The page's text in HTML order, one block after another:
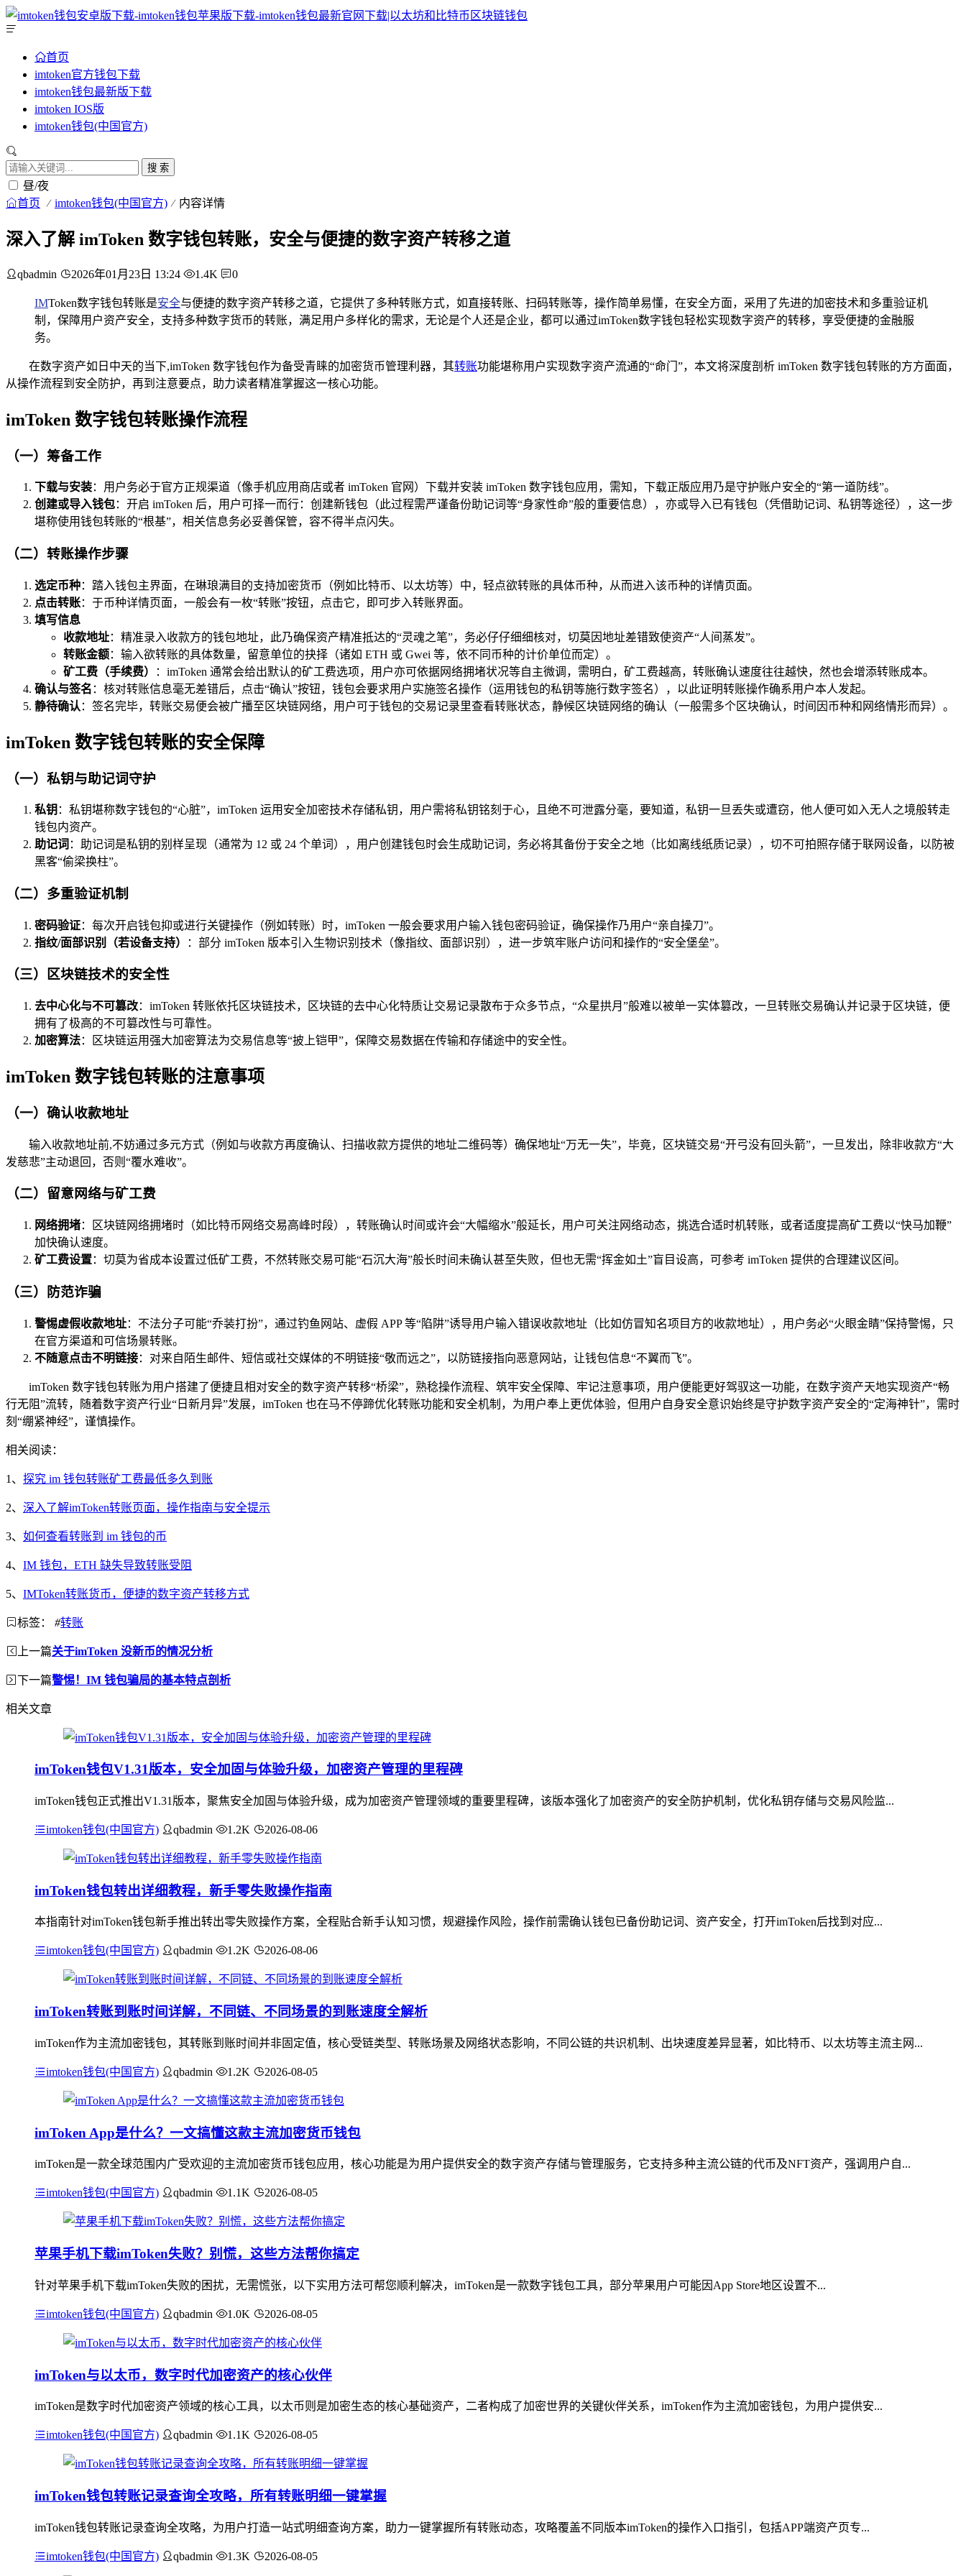
首页
imtoken官方钱包下载
imtoken钱包最新版下载
imtoken IOS版
imtoken钱包(中国官方)
搜 索
昼/夜
首页 imtoken钱包(中国官方) 内容详情
深入了解 imToken 数字钱包转账，安全与便捷的数字资产转移之道
qbadmin 2026年01月23日 13:24 1.4K 0
IMToken数字钱包转账是安全与便捷的数字资产转移之道，它提供了多种转账方式，如直接转账、扫码转账等，操作简单易懂，在安全方面，采用了先进的加密技术和多重验证机
制，保障用户资产安全，支持多种数字货币的转账，满足用户多样化的需求，无论是个人还是企业，都可以通过imToken数字钱包轻松实现数字资产的转移，享受便捷的金融服
务。
在数字资产如日中天的当下,imToken 数字钱包作为备受青睐的加密货币管理利器，其转账功能堪称用户实现数字资产流通的“命门”，本文将深度剖析 imToken 数字钱包转账的方方面面，
从操作流程到安全防护，再到注意要点，助力读者精准掌握这一核心功能。
imToken 数字钱包转账操作流程
（一）筹备工作
下载与安装：用户务必于官方正规渠道（像手机应用商店或者 imToken 官网）下载并安装 imToken 数字钱包应用，需知，下载正版应用乃是守护账户安全的“第一道防线”。
创建或导入钱包：开启 imToken 后，用户可择一而行：创建新钱包（此过程需严谨备份助记词等“身家性命”般的重要信息），亦或导入已有钱包（凭借助记词、私钥等途径），这一步
堪称使用钱包转账的“根基”，相关信息务必妥善保管，容不得半点闪失。
（二）转账操作步骤
选定币种：踏入钱包主界面，在琳琅满目的支持加密货币（例如比特币、以太坊等）中，轻点欲转账的具体币种，从而进入该币种的详情页面。
点击转账：于币种详情页面，一般会有一枚“转账”按钮，点击它，即可步入转账界面。
填写信息
收款地址：精准录入收款方的钱包地址，此乃确保资产精准抵达的“灵魂之笔”，务必仔仔细细核对，切莫因地址差错致使资产“人间蒸发”。
转账金额：输入欲转账的具体数量，留意单位的抉择（诸如 ETH 或 Gwei 等，依不同币种的计价单位而定）。
矿工费（手续费）
：imToken 通常会给出默认的矿工费选项，用户亦可依据网络拥堵状况等自主微调，需明白，矿工费越高，转账确认速度往往越快，然也会增添转账成本。
确认与签名 ：核对转账信息毫无差错后，点击“确认”按钮，钱包会要求用户实施签名操作（运用钱包的私钥等施行数字签名），以此证明转账操作确系用户本人发起。
静待确认 ：签名完毕，转账交易便会被广播至区块链网络，用户可于钱包的交易记录里查看转账状态，静候区块链网络的确认（一般需多个区块确认，时间因币种和网络情形而异）。
imToken 数字钱包转账的安全保障
（一）私钥与助记词守护
私钥 ：私钥堪称数字钱包的“心脏”，imToken 运用安全加密技术存储私钥，用户需将私钥铭刻于心，且绝不可泄露分毫，要知道，私钥一旦丢失或遭窃，他人便可如入无人之境般转走
钱包内资产。
助记词 ：助记词是私钥的别样呈现（通常为 12 或 24 个单词），用户创建钱包时会生成助记词，务必将其备份于安全之地（比如离线纸质记录），切不可拍照存储于联网设备，以防被
黑客“偷梁换柱”。
（二）多重验证机制
密码验证：每次开启钱包抑或进行关键操作（例如转账）时，imToken 一般会要求用户输入钱包密码验证，确保操作乃用户“亲自操刀”。
指纹/面部识别（若设备支持）
：部分 imToken 版本引入生物识别技术（像指纹、面部识别），进一步筑牢账户访问和操作的“安全堡垒”。
（三）区块链技术的安全性
去中心化与不可篡改：imToken 转账依托区块链技术，区块链的去中心化特质让交易记录散布于众多节点，“众星拱月”般难以被单一实体篡改，一旦转账交易确认并记录于区块链，便
拥有了极高的不可篡改性与可靠性。
加密算法：区块链运用强大加密算法为交易信息等“披上铠甲”，保障交易数据在传输和存储途中的安全性。
imToken 数字钱包转账的注意事项
（一）确认收款地址
输入收款地址前,不妨通过多元方式（例如与收款方再度确认、扫描收款方提供的地址二维码等）确保地址“万无一失”，毕竟，区块链交易“开弓没有回头箭”，一旦发出，除非收款方“大
发慈悲”主动退回，否则“覆水难收”。
（二）留意网络与矿工费
网络拥堵：区块链网络拥堵时（如比特币网络交易高峰时段），转账确认时间或许会“大幅缩水”般延长，用户可关注网络动态，挑选合适时机转账，或者适度提高矿工费以“快马加鞭”
加快确认速度。
矿工费设置：切莫为省成本设置过低矿工费，不然转账交易可能“石沉大海”般长时间未确认甚至失败，但也无需“挥金如土”盲目设高，可参考 imToken 提供的合理建议区间。
（三）防范诈骗
警惕虚假收款地址：不法分子可能“乔装打扮”，通过钓鱼网站、虚假 APP 等“陷阱”诱导用户输入错误收款地址（比如仿冒知名项目方的收款地址），用户务必“火眼金睛”保持警惕，只
在官方渠道和可信场景转账。
不随意点击不明链接：对来自陌生邮件、短信或社交媒体的不明链接“敬而远之”，以防链接指向恶意网站，让钱包信息“不翼而飞”。
imToken 数字钱包转账为用户搭建了便捷且相对安全的数字资产转移“桥梁”，熟稔操作流程、筑牢安全保障、牢记注意事项，用户便能更好驾驭这一功能，在数字资产天地实现资产“畅
行无阻”流转，随着数字资产行业“日新月异”发展，imToken 也在马不停蹄优化转账功能和安全机制，为用户奉上更优体验，但用户自身安全意识始终是守护数字资产安全的“定海神针”，需时
刻“绷紧神经”，谨慎操作。
相关阅读：
1、 探究 im 钱包转账矿工费最低多久到账
2、 深入了解imToken转账页面，操作指南与安全提示
3、 如何查看转账到 im 钱包的币
4、 IM 钱包，ETH 缺失导致转账受阻
5、 IMToken转账货币，便捷的数字资产转移方式
标签： #转账
上一篇关于imToken 没新币的情况分析
下一篇警惕！IM 钱包骗局的基本特点剖析
相关文章
imToken钱包V1.31版本，安全加固与体验升级，加密资产管理的里程碑
imToken钱包正式推出V1.31版本，聚焦安全加固与体验升级，成为加密资产管理领域的重要里程碑，该版本强化了加密资产的安全防护机制，优化私钥存储与交易风险监...
imtoken钱包(中国官方) qbadmin 1.2K 2026-08-06
imToken钱包转出详细教程，新手零失败操作指南
本指南针对imToken钱包新手推出转出零失败操作方案，全程贴合新手认知习惯，规避操作风险，操作前需确认钱包已备份助记词、资产安全，打开imToken后找到对应...
imtoken钱包(中国官方) qbadmin 1.2K 2026-08-06
imToken转账到账时间详解，不同链、不同场景的到账速度全解析
imToken作为主流加密钱包，其转账到账时间并非固定值，核心受链类型、转账场景及网络状态影响，不同公链的共识机制、出块速度差异显著，如比特币、以太坊等主流主网...
imtoken钱包(中国官方) qbadmin 1.2K 2026-08-05
imToken App是什么？一文搞懂这款主流加密货币钱包
imToken是一款全球范围内广受欢迎的主流加密货币钱包应用，核心功能是为用户提供安全的数字资产存储与管理服务，它支持多种主流公链的代币及NFT资产，强调用户自...
imtoken钱包(中国官方) qbadmin 1.1K 2026-08-05
苹果手机下载imToken失败？别慌，这些方法帮你搞定
针对苹果手机下载imToken失败的困扰，无需慌张，以下实用方法可帮您顺利解决，imToken是一款数字钱包工具，部分苹果用户可能因App Store地区设置不...
imtoken钱包(中国官方) qbadmin 1.0K 2026-08-05
imToken与以太币，数字时代加密资产的核心伙伴
imToken是数字时代加密资产领域的核心工具，以太币则是加密生态的核心基础资产，二者构成了加密世界的关键伙伴关系，imToken作为主流加密钱包，为用户提供安...
imtoken钱包(中国官方) qbadmin 1.1K 2026-08-05
imToken钱包转账记录查询全攻略，所有转账明细一键掌握
imToken钱包转账记录查询全攻略，为用户打造一站式明细查询方案，助力一键掌握所有转账动态，攻略覆盖不同版本imToken的操作入口指引，包括APP端资产页专...
imtoken钱包(中国官方) qbadmin 1.3K 2026-08-05